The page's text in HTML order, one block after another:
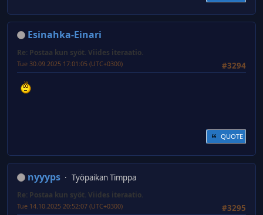
Esinahka-Einari
Re: Postaa kun syöt. Viides iteraatio.
#3294
Tue 30.09.2025 17:01:05 (UTC+0300)
QUOTE
nyyyps Työpaikan Timppa
Re: Postaa kun syöt. Viides iteraatio.
#3295
Tue 14.10.2025 20:52:07 (UTC+0300)